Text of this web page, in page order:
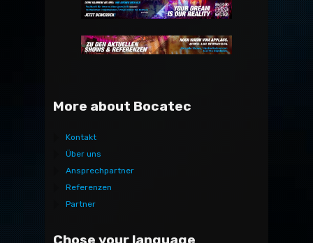
More about Bocatec
Kontakt
Über uns
Ansprechpartner
Referenzen
Partner